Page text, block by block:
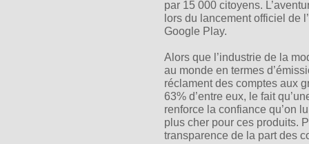
par 15 000 citoyens.
lors du lancement officiel de
Google Play.
Alors que l’industrie de la
au monde en termes
réclament des comptes aux
63% d’entre eux, le fait
renforce la confiance qu’on
plus cher pour ces produits.
transparence de la part des